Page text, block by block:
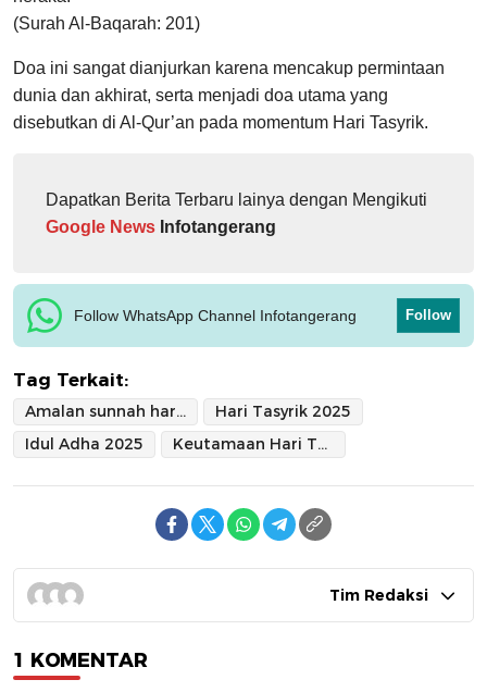
(Surah Al-Baqarah: 201)
Doa ini sangat dianjurkan karena mencakup permintaan
dunia dan akhirat, serta menjadi doa utama yang
disebutkan di Al-Qur’an pada momentum Hari Tasyrik.
Dapatkan Berita Terbaru lainya dengan Mengikuti
Google News Infotangerang
Follow WhatsApp Channel Infotangerang Follow
Tag Terkait:
Amalan sunnah hari Tasyrik
Hari Tasyrik 2025
Idul Adha 2025
Keutamaan Hari Tasyrik
Tim Redaksi
1 KOMENTAR